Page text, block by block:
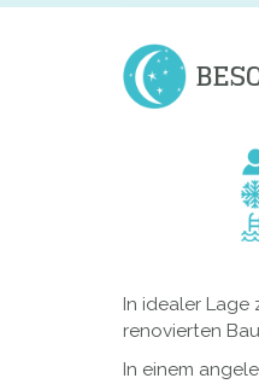
In idealer Lage
renovierten
In einem